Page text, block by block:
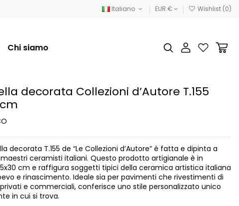
Italiano EUR € Wishlist (0)
Chi siamo
decorata Collezioni d’Autore T.155
decorata T.155 de “Le Collezioni d’Autore” è fatta e dipinta a
ceramisti italiani. Questo prodotto artigianale è in
cm e raffigura soggetti tipici della ceramica artistica italiana
e rinascimento. Ideale sia per pavimenti che rivestimenti di
e commerciali, conferisce uno stile personalizzato unico
in cui si trova.